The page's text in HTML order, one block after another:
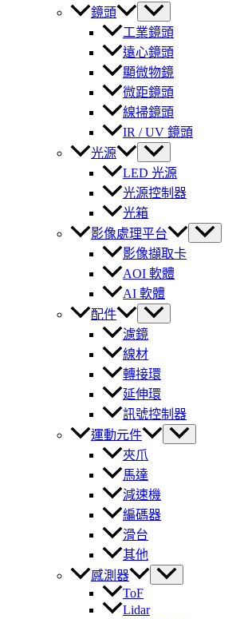
鏡頭
工業鏡頭
遠心鏡頭
顯微物鏡
微距鏡頭
線掃鏡頭
IR / UV 鏡頭
光源
LED 光源
光源控制器
光箱
影像處理平台
影像擷取卡
AOI 軟體
AI 軟體
配件
濾鏡
線材
轉接環
延伸環
訊號控制器
運動元件
夾爪
馬達
減速機
編碼器
滑台
其他
感測器
ToF
Lidar